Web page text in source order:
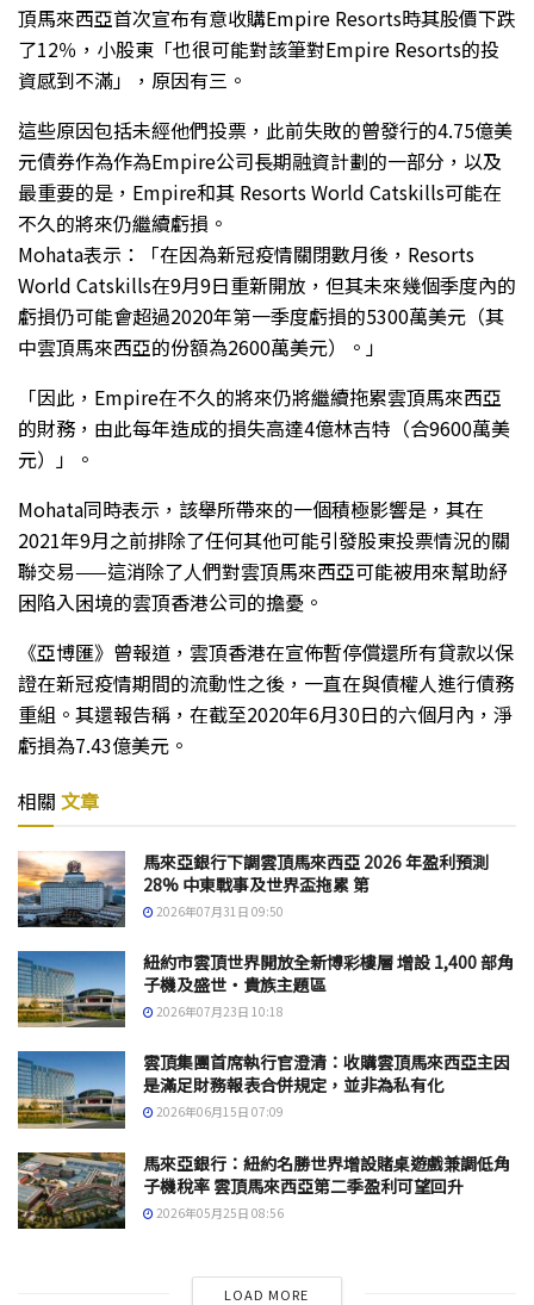
頂馬來西亞首次宣布有意收購Empire Resorts時其股價下跌
了12％，小股東「也很可能對該筆對Empire Resorts的投
資感到不滿」，原因有三。
這些原因包括未經他們投票，此前失敗的曾發行的4.75億美
元債券作為作為Empire公司長期融資計劃的一部分，以及
最重要的是，Empire和其 Resorts World Catskills可能在
不久的將來仍繼續虧損。
Mohata表示：「在因為新冠疫情關閉數月後，Resorts
World Catskills在9月9日重新開放，但其未來幾個季度內的
虧損仍可能會超過2020年第一季度虧損的5300萬美元（其
中雲頂馬來西亞的份額為2600萬美元）。」
「因此，Empire在不久的將來仍將繼續拖累雲頂馬來西亞
的財務，由此每年造成的損失高達4億林吉特（合9600萬美
元）」。
Mohata同時表示，該舉所帶來的一個積極影響是，其在
2021年9月之前排除了任何其他可能引發股東投票情況的關
聯交易——這消除了人們對雲頂馬來西亞可能被用來幫助紓
困陷入困境的雲頂香港公司的擔憂。
《亞博匯》曾報道，雲頂香港在宣佈暫停償還所有貸款以保
證在新冠疫情期間的流動性之後，一直在與債權人進行債務
重組。其還報告稱，在截至2020年6月30日的六個月內，淨
虧損為7.43億美元。
相關 文章
馬來亞銀行下調雲頂馬來西亞 2026 年盈利預測
28% 中東戰事及世界盃拖累 第
2026年07月31日 09:50
紐約市雲頂世界開放全新博彩樓層 增設 1,400 部角
子機及盛世・貴族主題區
2026年07月23日 10:18
雲頂集團首席執行官澄清：收購雲頂馬來西亞主因
是滿足財務報表合併規定，並非為私有化
2026年06月15日 07:09
馬來亞銀行：紐約名勝世界增設賭桌遊戲兼調低角
子機稅率 雲頂馬來西亞第二季盈利可望回升
2026年05月25日 08:56
LOAD MORE